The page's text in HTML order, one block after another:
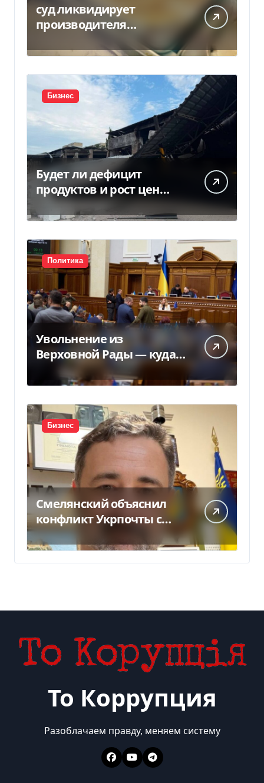
суд ликвидирует
производителя
Бизнес
Будет ли дефицит
продуктов и рост цен
после российских ударов
по складам
Политика
Увольнение из
Верховной Рады — куда
исчез 71 народный
депутат за семь лет
Бизнес
Смелянский объяснил
конфликт Укрпочты с
НБУ из-за платежек
То Коррупция
Разоблачаем правду, меняем систему